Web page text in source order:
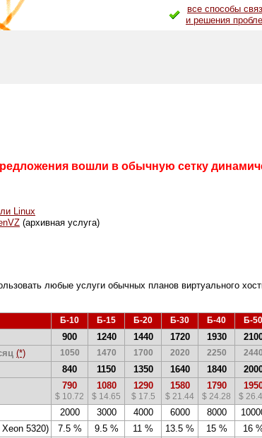
все способы
и решения
вошли в обычную сетку
Linux
(архивная услуга)
любые услуги обычных планов виртуального
Б-10 Б-15 Б-20 Б-30 Б-40 Б-
900 1240 1440 1720 1930
(*) 1050 1470 1700 2020 2250 2440
840 1150 1350 1640 1840
790
$ 10.72
1080
$ 14.65
1290
$ 17.5
1580
$ 21.44
1790
$ 24.28 $
2000 3000 4000 6000 8000
Xeon 5320)
7.5 % 9.5 % 11 % 13.5 % 15 %
16